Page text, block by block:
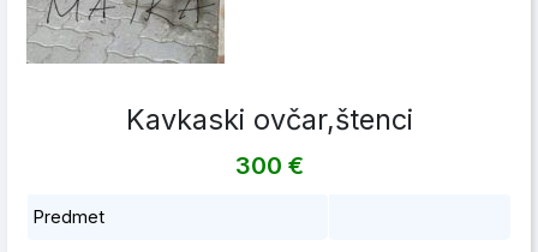
Kavkaski ovčar,štenci
300 €
Predmet